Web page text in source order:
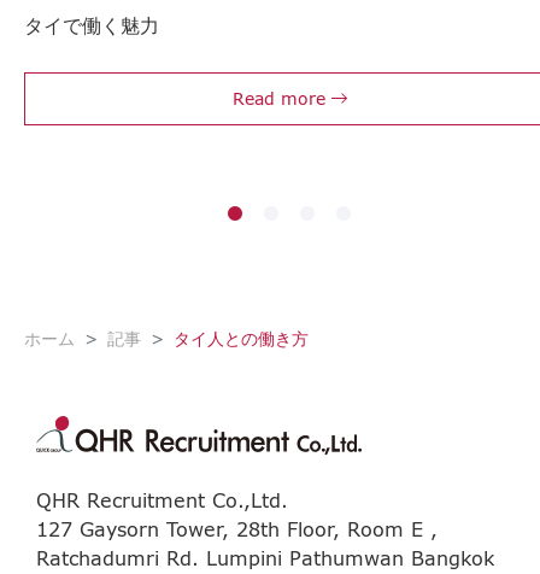
タイで働く魅力
Read more
ホーム 記事 タイ人との働き方
QHR Recruitment Co.,Ltd.
127 Gaysorn Tower, 28th Floor, Room E ,
Ratchadumri Rd. Lumpini Pathumwan Bangkok